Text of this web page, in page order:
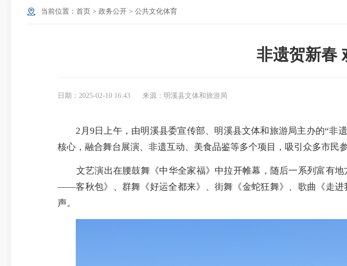
当前位置： 首页 > 政务公开 > 公共文化体育
非遗贺新春
日期：2025-02-10 16:43 来源：明溪县文体和旅游局
2月9日上午，由明溪县委宣传部、明溪县文体和旅游局主办的“非
核心，融合舞台展演、非遗互动、美食品鉴等多个项目，吸引众多市民参
文艺演出在腰鼓舞《中华全家福》中拉开帷幕，随后一系列富有地
——客秋包》、群舞《好运全都来》、街舞《金蛇狂舞》、歌曲《走
声。